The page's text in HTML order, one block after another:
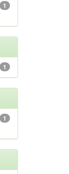
1
1
1